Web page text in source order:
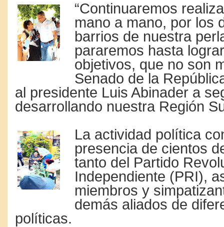
“Continuaremos
mano a mano, por los
barrios de nuestra
pararemos hasta
objetivos, que no son
Senado de la
al presidente Luis Abinader a
desarrollando nuestra Región
La actividad política
presencia de cientos
tanto del Partido
Independiente (PRI),
miembros y
demás aliados de
políticas.